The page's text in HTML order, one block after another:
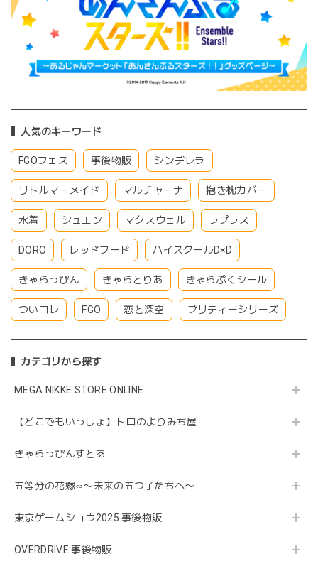
人気のキーワード
FGOフェス 事後物販 シンデレラ
リトルマーメイド マルチャーナ 抱き枕カバー
水着 シュエン マクスウェル ラプラス
DORO レッドフード ハイスクールD×D
きゃらっぴん きゃらとりあ きゃらぷくシール
ついコレ FGO 恋と深空 プリティーシリーズ
カテゴリから探す
MEGA NIKKE STORE ONLINE
【どこでもいっしょ】トロのよりみち屋
きゃらっぴんすとあ
五等分の花嫁∽〜未来の五つ子たちへ〜
東京ゲームショウ2025 事後物販
OVERDRIVE 事後物販